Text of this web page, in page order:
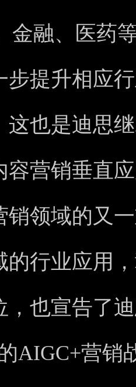
金融、医药
步提升相应
这也是迪思
容营销垂直
销领域的又
的行业应用
，也宣告了
AIGC+营销